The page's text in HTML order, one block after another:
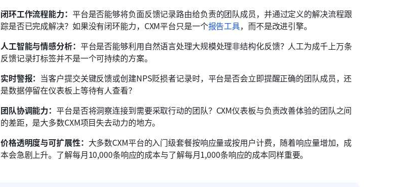
闭环工作流程能力： 平台是否能够将负面反馈记录路由给负责的团队成员，并通过定义的解决流程跟
踪是否已完成解决？如果没有闭环能力，CXM平台只是一个报告工具，而不是改进引擎。
人工智能与情感分析： 平台是否能够利用自然语言处理大规模处理非结构化反馈？人工为成千上万条
反馈记录打标签并不是一个可持续的方案。
实时警报： 当客户提交关键反馈或创建NPS贬损者记录时，平台是否会立即提醒正确的团队成员，还
是数据停留在仪表板上等待有人查看？
团队协调能力：平台是否将洞察连接到需要采取行动的团队？CXM仪表板与负责改善体验的团队之间
的差距，是大多数CXM项目失去动力的地方。
价格透明度与可扩展性： 大多数CXM平台的入门级套餐按响应量或按用户计费，随着响应量增加，成
本会急剧上升。了解每月10,000条响应的成本与了解每月1,000条响应的成本同样重要。